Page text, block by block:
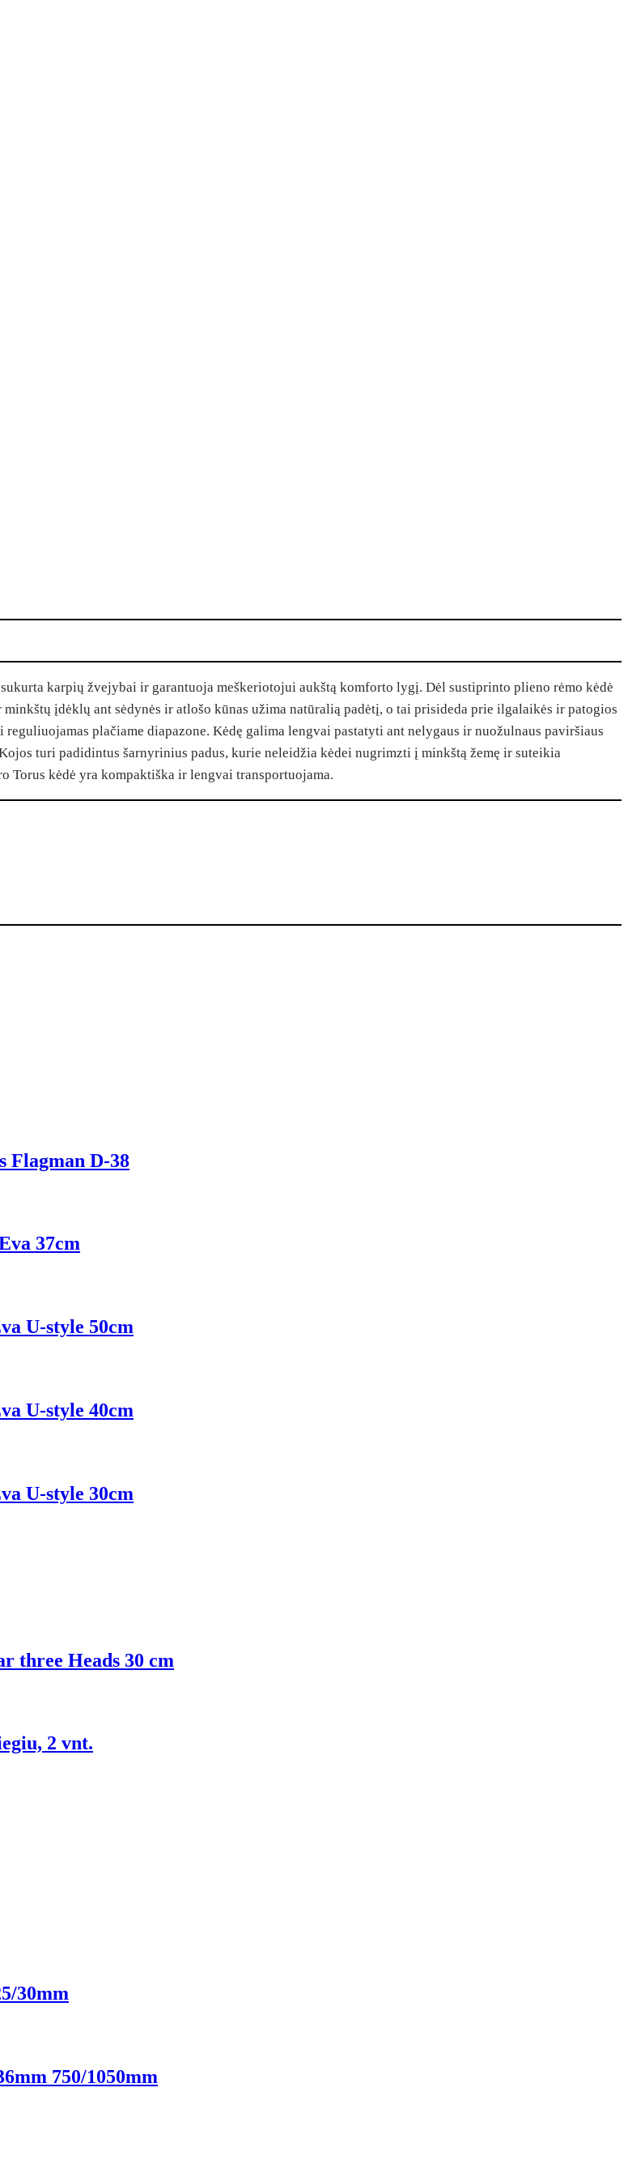
karpių žvejybai ir garantuoja meškeriotojui aukštą komforto lygį. Dėl sustiprinto plieno rėmo kėdė
įdėklų ant sėdynės ir atlošo kūnas užima natūralią padėtį, o tai prisideda prie ilgalaikės ir patogios
plačiame diapazone. Kėdę galima lengvai pastatyti ant nelygaus ir nuožulnaus paviršiaus
turi padidintus šarnyrinius padus, kurie neleidžia kėdei nugrimzti į minkštą žemę ir suteikia
Torus kėdė yra kompaktiška ir lengvai transportuojama.
Flagman D-38
37сm
U-style 50сm
U-style 40сm
U-style 30сm
three Heads 30 cm
2 vnt.
30mm
750/1050mm